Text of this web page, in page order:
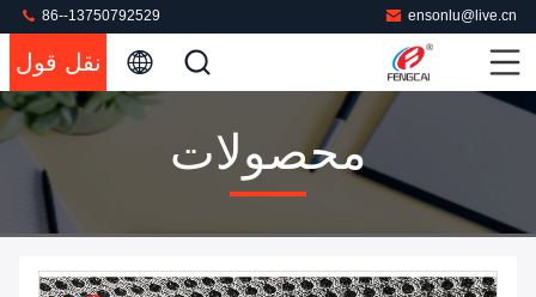
ensonlu@live.cn
86--13750792529
نقل قول
محصولات